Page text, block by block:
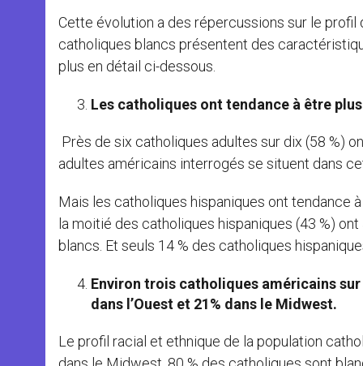
Cette évolution a des répercussions sur le
catholiques blancs présentent des
plus en détail ci-dessous.
Les catholiques ont tendance à être
Près de six catholiques adultes sur dix (58 %)
adultes américains interrogés se situent dans
Mais les catholiques hispaniques ont tendance
la moitié des catholiques hispaniques (43 %)
blancs. Et seuls 14 % des catholiques
Environ trois catholiques américains sur
dans l’Ouest et 21% dans le Midwest.
Le profil racial et ethnique de la population